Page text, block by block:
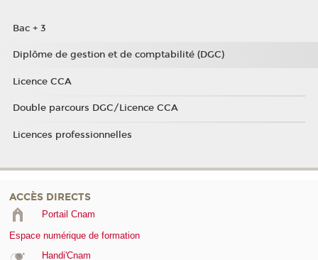
Bac + 3
Diplôme de gestion et de comptabilité (DGC)
Licence CCA
Double parcours DGC/Licence CCA
Licences professionnelles
ACCÈS DIRECTS
Portail Cnam
Espace numérique de formation
Handi'Cnam